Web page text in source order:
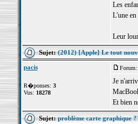
Les
L'une en
Leur
Sujet:(2012) [Apple] Le tout
pacis
R�ponses: 3
Vus: 18278
Forum:
Je
Et bien
Sujet:problème carte graphique